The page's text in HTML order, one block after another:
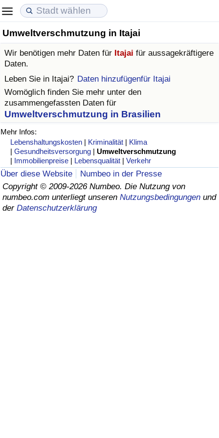
Umweltverschmutzung in Itajai
Wir benötigen mehr Daten für Itajai für aussagekräftigere
Daten.
Leben Sie in Itajai? Daten hinzufügenfür Itajai
Womöglich finden Sie mehr unter den
zusammengefassten Daten für
Umweltverschmutzung in Brasilien
Mehr Infos:
Lebenshaltungskosten | Kriminalität | Klima
|Gesundheitsversorgung |Umweltverschmutzung
| Immobilienpreise | Lebensqualität |Verkehr
Über diese Website
Numbeo in der Presse
Copyright © 2009-2026 Numbeo. Die Nutzung von
numbeo.com unterliegt unseren Nutzungsbedingungen und
der Datenschutzerklärung
Lebenshaltungskosten
Lebenshaltungskosten-Index (aktuell)
Lebenshaltungskosten-Index
Lebenshaltungskosten-Index nach Land
in Akaba
Immobilienpreise
Immobilienpreis-Index (aktuell)
Immobilienpreis-Index
Immobilienpreis-Index nach Land
Lebensqualität
Lebensqualität-Index
Lebensqualität-Index (aktuell)
Lebensqualitätsindex nach Land
Kriminalität
Kriminalitäts-Index (aktuell)
Kriminalitäts-Index
Kriminalitätsindex nach Land